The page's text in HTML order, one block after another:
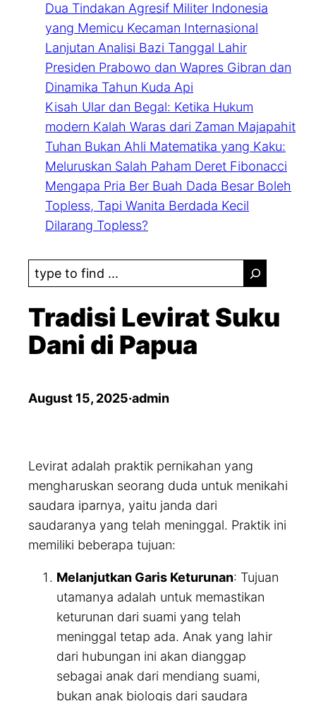
Dua Tindakan Agresif Militer Indonesia
yang Memicu Kecaman Internasional
Lanjutan Analisi Bazi Tanggal Lahir
Presiden Prabowo dan Wapres Gibran dan
Dinamika Tahun Kuda Api
Kisah Ular dan Begal: Ketika Hukum
modern Kalah Waras dari Zaman Majapahit
Tuhan Bukan Ahli Matematika yang Kaku:
Meluruskan Salah Paham Deret Fibonacci
Mengapa Pria Ber Buah Dada Besar Boleh
Topless, Tapi Wanita Berdada Kecil
Dilarang Topless?
S
e
a
c
Tradisi Levirat Suku
Dani di Papua
August 15, 2025·admin
Levirat adalah praktik pernikahan yang
mengharuskan seorang duda untuk menikahi
saudara iparnya, yaitu janda dari
saudaranya yang telah meninggal. Praktik ini
memiliki beberapa tujuan:
Melanjutkan Garis Keturunan: Tujuan
utamanya adalah untuk memastikan
keturunan dari suami yang telah
meninggal tetap ada. Anak yang lahir
dari hubungan ini akan dianggap
sebagai anak dari mendiang suami,
bukan anak biologis dari saudara